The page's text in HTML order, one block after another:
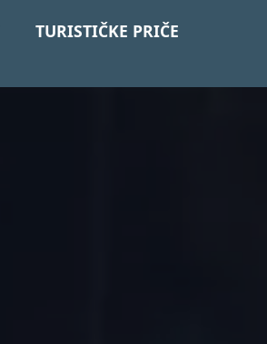
TURISTIČKE PRIČE